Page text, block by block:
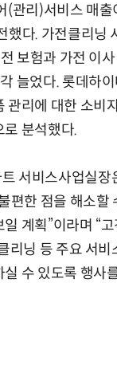
(관리)서비스 매
했다. 가전클리닝
보험과 가전 이
늘었다. 롯데하
관리에 대한 소비
로 분석했다.
서비스사업실장
편한 점을 해소할
계획”이라며 “
리닝 등 주요 서
수 있도록 행사